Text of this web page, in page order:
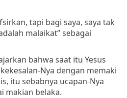
tapi bagi saya, saya tak
malaikat” sebagai
bahwa saat itu Yesus
Nya dengan memaki
itu sebabnya ucapan-Nya
makian belaka.